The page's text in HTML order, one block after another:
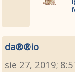
da®®io
sie 27, 2019;